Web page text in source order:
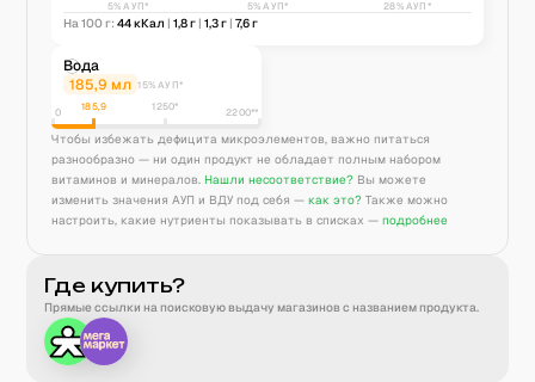
5% АУП*
5% АУП*
28% АУП*
На 100 г: 44кКал | 1,8г | 1,3г | 7,6г
Вода
185,9 мл 15% АУП*
0 185,9 1250* 2200**
Чтобы избежать дефицита микроэлементов, важно питаться
разнообразно — ни один продукт не обладает полным набором
витаминов и минералов. Нашли несоответствие? Вы можете
изменить значения АУП и ВДУ под себя — как это? Также можно
настроить, какие нутриенты показывать в списках — подробнее
Где купить?
Прямые ссылки на поисковую выдачу магазинов с названием продукта.